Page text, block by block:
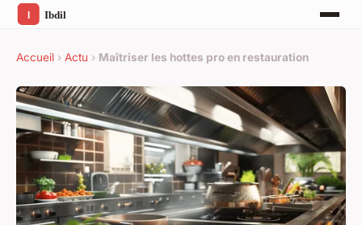
Accueil › Actu › Maîtriser les hottes pro en restauration